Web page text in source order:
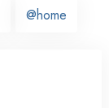
@home